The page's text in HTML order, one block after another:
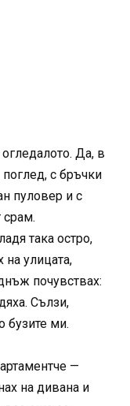
Да, в
с бръчки
пуловер и с
срам.
така остро,
улицата,
почувствах:
Сълзи,
бузите ми.
—
на дивана и